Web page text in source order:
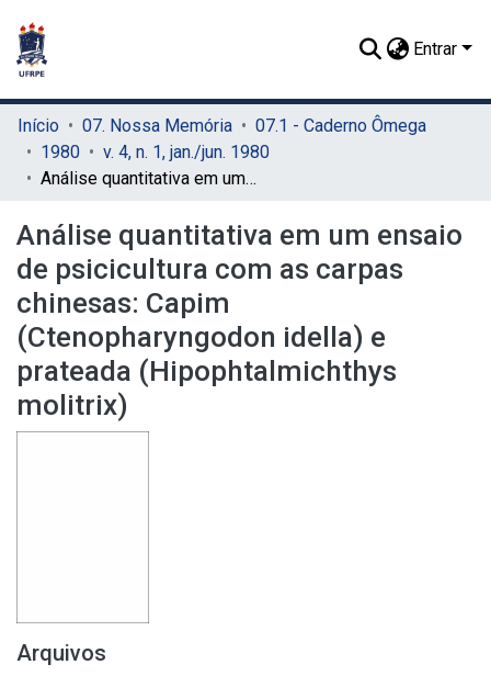
Entrar
Início 07. Nossa Memória
07.1 - Caderno Ômega
1980
v. 4, n. 1, jan./jun. 1980
Análise quantitativa em um ensaio de psicicultura com as carpas chinesas: Capim (Ctenopharyngodon idella) e prateada (Hipophtalmichthys molitrix)
Análise quantitativa em um ensaio
de psicicultura com as carpas
chinesas: Capim
(Ctenopharyngodon idella) e
prateada (Hipophtalmichthys
molitrix)
Arquivos